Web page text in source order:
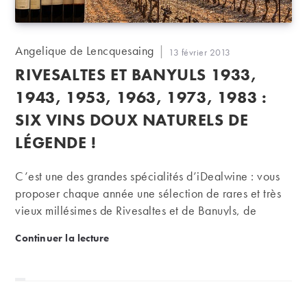
Auteur/autrice
la
publication :
Angelique de Lencquesaing
Publication
13 février 2013
RIVESALTES ET BANYULS 1933,
1943, 1953, 1963, 1973, 1983 :
SIX VINS DOUX NATURELS DE
LÉGENDE !
C’est une des grandes spécialités d’iDealwine : vous
proposer chaque année une sélection de rares et très
vieux millésimes de Rivesaltes et de Banuyls, de
bien belles histoires…
Continuer la lectureRivesaltes et Banyuls 1933, 1943, 1953, 1963,